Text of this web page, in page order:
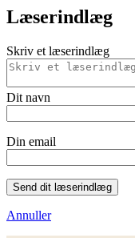
Læserindlæg
Skriv et læserindlæg
Dit navn
Din email
Send dit læserindlæg
Annuller